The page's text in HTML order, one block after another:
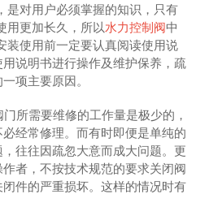
是对用户必须掌握的知识，只有
用更加长久，所以水力控制阀中
装使用前一定要认真阅读使用说
说明书进行操作及维护保养，疏
项主要原因。
所需要维修的工作量是极少的，
经常修理。而有时即便是单纯的
往往因疏忽大意而成大问题。更
者，不按技术规范的要求关闭阀
件的严重损坏。这样的情况时有